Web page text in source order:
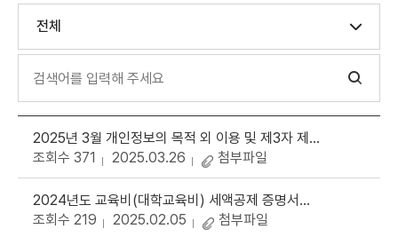
전체
2025년 3월 개인정보의 목적 외 이용 및 제3자 제공 대장(대입지원최종자료)
조회수 371
2025.03.26 첨부파일
2024년도 교육비(대학교육비) 세액공제 증명서류 자료 제공
조회수 219
2025.02.05 첨부파일